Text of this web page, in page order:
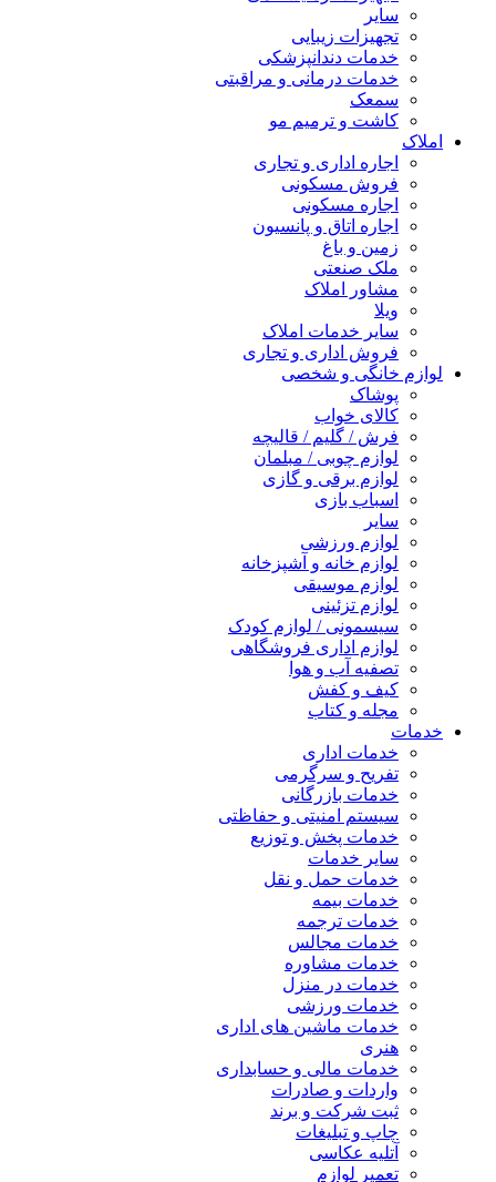
سایر
تجهیزات زیبایی
خدمات دندانپزشکی
خدمات درمانی و مراقبتی
سمعک
کاشت و ترمیم مو
املاک
اجاره اداری و تجاری
فروش مسکونی
اجاره مسکونی
اجاره اتاق و پانسیون
زمین و باغ
ملک صنعتی
مشاور املاک
ویلا
سایر خدمات املاک
فروش اداری و تجاری
لوازم خانگی و شخصی
پوشاک
کالای خواب
فرش / گلیم / قالیچه
لوازم چوبی / مبلمان
لوازم برقی و گازی
اسباب بازی
سایر
لوازم ورزشی
لوازم خانه و آشپزخانه
لوازم موسیقی
لوازم تزئینی
سیسمونی / لوازم کودک
لوازم اداری فروشگاهی
تصفیه آب و هوا
کیف و کفش
مجله و کتاب
خدمات
خدمات اداری
تفریح و سرگرمی
خدمات بازرگانی
سیستم امنیتی و حفاظتی
خدمات پخش و توزیع
سایر خدمات
خدمات حمل و نقل
خدمات بیمه
خدمات ترجمه
خدمات مجالس
خدمات مشاوره
خدمات در منزل
خدمات ورزشی
خدمات ماشین های اداری
هنری
خدمات مالی و حسابداری
واردات و صادرات
ثبت شرکت و برند
چاپ و تبلیغات
آتلیه عکاسی
تعمیر لوازم